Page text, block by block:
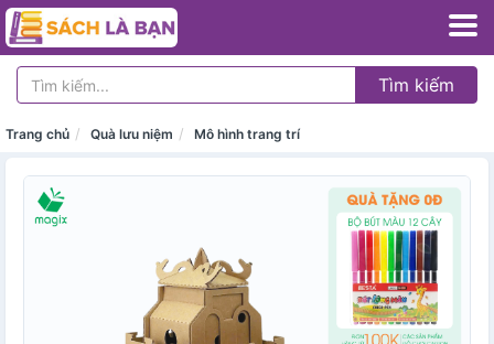
Tìm kiếm
Trang chủ Quà lưu niệm Mô hình trang trí